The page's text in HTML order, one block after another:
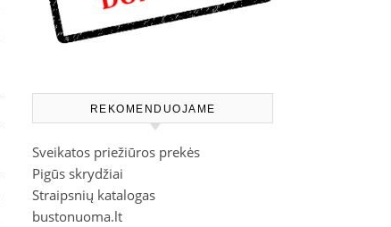
REKOMENDUOJAME
Sveikatos priežiūros prekės
Pigūs skrydžiai
Straipsnių katalogas
bustonuoma.lt